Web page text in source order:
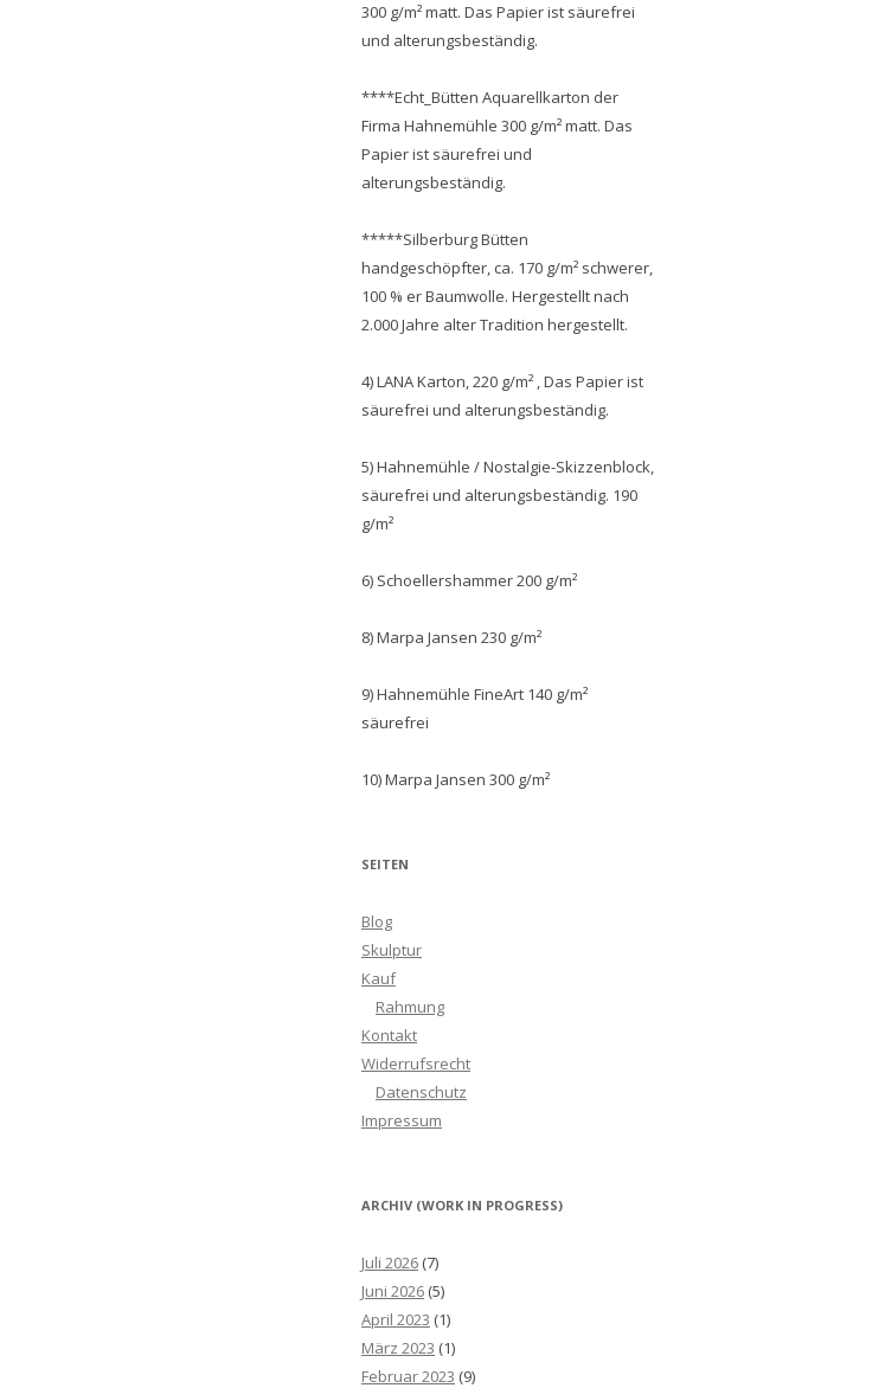
300 g/m² matt. Das Papier ist säurefrei
und alterungsbeständig.
****Echt_Bütten Aquarellkarton der
Firma Hahnemühle 300 g/m² matt. Das
Papier ist säurefrei und
alterungsbeständig.
*****Silberburg Bütten
handgeschöpfter, ca. 170 g/m² schwerer,
100 % er Baumwolle. Hergestellt nach
2.000 Jahre alter Tradition hergestellt.
4) LANA Karton, 220 g/m² , Das Papier ist
säurefrei und alterungsbeständig.
5) Hahnemühle / Nostalgie-Skizzenblock,
säurefrei und alterungsbeständig. 190
g/m²
6) Schoellershammer 200 g/m²
8) Marpa Jansen 230 g/m²
9) Hahnemühle FineArt 140 g/m²
säurefrei
10) Marpa Jansen 300 g/m²
SEITEN
Blog
Skulptur
Kauf
Rahmung
Kontakt
Widerrufsrecht
Datenschutz
Impressum
ARCHIV (WORK IN PROGRESS)
Juli 2026 (7)
Juni 2026 (5)
April 2023 (1)
März 2023 (1)
Februar 2023 (9)